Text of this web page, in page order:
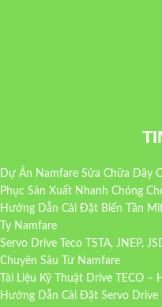
Dự Án Namfare Sửa Chữa Dây
Phục Sản Xuất Nhanh Chóng
Hướng Dẫn Cài Đặt Biến Tần
Ty Namfare
Servo Drive Teco TSTA, JNEP,
Chuyên Sâu Từ Namfare
Tài Liệu Kỹ Thuật Drive TECO
Hướng Dẫn Cài Đặt Servo Drive